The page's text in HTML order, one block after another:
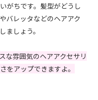
がちです。髪型がどうし
バレッタなどのヘアアク
ましょう。
な雰囲気のヘアアクセサリ
をアップできますよ。